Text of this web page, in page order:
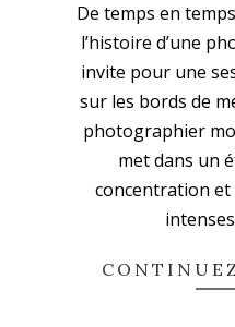
02-
04
De temps en
l’histoire d’une
invite pour une
sur les bords de
photographier
met dans un
concentration et